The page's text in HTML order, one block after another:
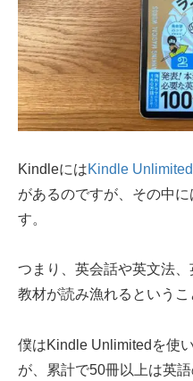
KindleにはKindle Unlimited
があるのですが、その中
す。
つまり、英会話や英文法
教材が読み漁れるというこ
僕はKindle Unlimitedを使
が、累計で50冊以上は英